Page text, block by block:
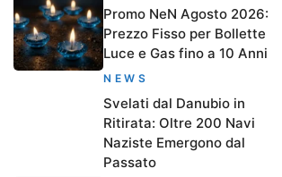
Promo NeN Agosto 2026:
Prezzo Fisso per Bollette
Luce e Gas fino a 10 Anni
NEWS
Svelati dal Danubio in
Ritirata: Oltre 200 Navi
Naziste Emergono dal
Passato